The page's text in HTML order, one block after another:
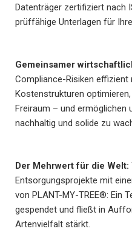
Datenträger zertifiziert nach
prüffähige Unterlagen für
Gemeinsamer
Compliance-Risiken effizient
Kostenstrukturen
Freiraum – und ermöglichen
nachhaltig und solide zu
Der Mehrwert für die Welt:
Entsorgungsprojekte mit
von PLANT-MY-TREE®: Ein
gespendet und fließt in
Artenvielfalt stärkt.